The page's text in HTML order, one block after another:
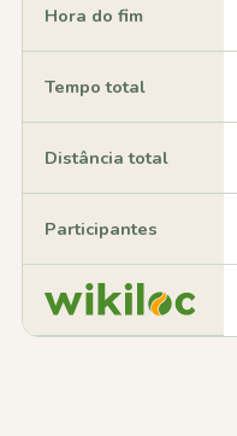
Hora do fim
Tempo total
Distância total
Participantes